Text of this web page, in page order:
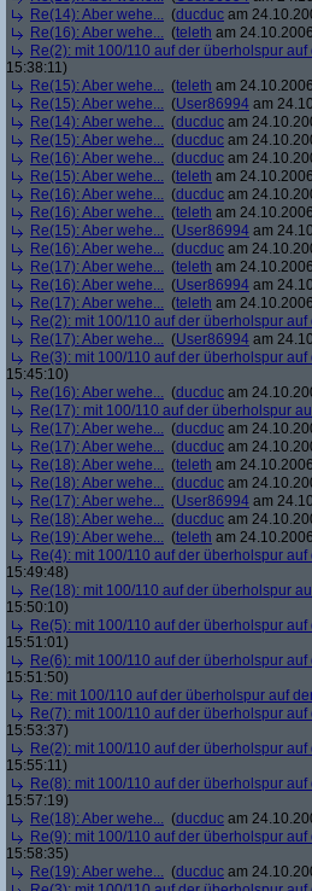
Re(14): Aber wehe... (ducduc am
Re(16): Aber wehe... (teleth am
Re(2): mit 100/110 auf der überholspur
15:38:11)
Re(15): Aber wehe... (teleth am
Re(15): Aber wehe... (User86994 am
Re(14): Aber wehe... (ducduc am
Re(15): Aber wehe... (ducduc am
Re(16): Aber wehe... (ducduc am
Re(15): Aber wehe... (teleth am
Re(16): Aber wehe... (ducduc am
Re(16): Aber wehe... (teleth am
Re(15): Aber wehe... (User86994 am
Re(16): Aber wehe... (ducduc am
Re(17): Aber wehe... (teleth am
Re(16): Aber wehe... (User86994 am
Re(17): Aber wehe... (teleth am
Re(2): mit 100/110 auf der überholspur
Re(17): Aber wehe... (User86994 am
Re(3): mit 100/110 auf der überholspur
15:45:10)
Re(16): Aber wehe... (ducduc am
Re(17): mit 100/110 auf der überholspur
Re(17): Aber wehe... (ducduc am
Re(17): Aber wehe... (ducduc am
Re(18): Aber wehe... (teleth am
Re(18): Aber wehe... (ducduc am
Re(17): Aber wehe... (User86994 am
Re(18): Aber wehe... (ducduc am
Re(19): Aber wehe... (teleth am
Re(4): mit 100/110 auf der überholspur
15:49:48)
Re(18): mit 100/110 auf der überholspur
15:50:10)
Re(5): mit 100/110 auf der überholspur
15:51:01)
Re(6): mit 100/110 auf der überholspur
15:51:50)
Re: mit 100/110 auf der überholspur auf
Re(7): mit 100/110 auf der überholspur
15:53:37)
Re(2): mit 100/110 auf der überholspur
15:55:11)
Re(8): mit 100/110 auf der überholspur
15:57:19)
Re(18): Aber wehe... (ducduc am
Re(9): mit 100/110 auf der überholspur
15:58:35)
Re(19): Aber wehe... (ducduc am